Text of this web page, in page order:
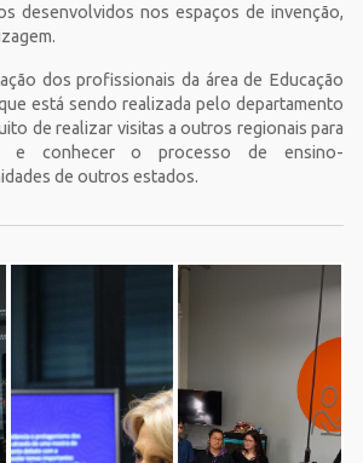
desenvolvidos nos espaços de invenção,
dos profissionais da área de Educação
está sendo realizada pelo departamento
de realizar visitas a outros regionais para
e conhecer o processo de ensino-
de outros estados.